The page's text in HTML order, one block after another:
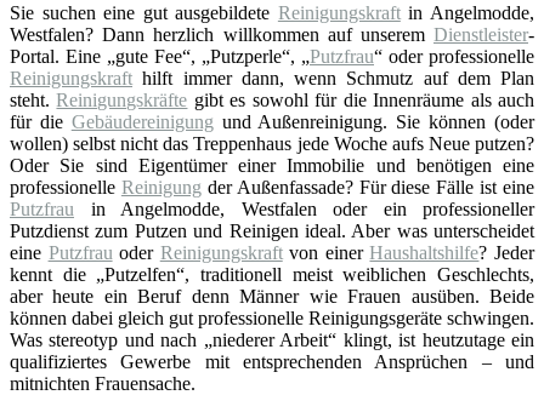
Sie suchen eine gut ausgebildete Reinigungskraftin Angelmodde,
Westfalen? Dann herzlich willkommen auf unserem Dienstleister-
Portal. Eine „gute Fee“, „Putzperle“, „Putzfrau“ oder professionelle
Reinigungskraft hilft immer dann, wenn Schmutz auf dem Plan
steht.Reinigungskräfte gibt es sowohl für die Innenräume als auch
für die Gebäudereinigung und Außenreinigung. Sie können (oder
wollen) selbst nicht das Treppenhaus jede Woche aufs Neue putzen?
Oder Sie sind Eigentümer einer Immobilie und benötigen eine
professionelle Reinigung der Außenfassade? Für diese Fälle ist eine
Putzfrau in Angelmodde, Westfalen oder ein professioneller
Putzdienst zum Putzen und Reinigen ideal. Aber was unterscheidet
eine Putzfrau oder Reinigungskraftvon einerHaushaltshilfe? Jeder
kennt die „Putzelfen“, traditionell meist weiblichen Geschlechts,
aber heute ein Beruf denn Männer wie Frauen ausüben. Beide
können dabei gleich gut professionelle Reinigungsgeräte schwingen.
Was stereotyp und nach „niederer Arbeit“ klingt, ist heutzutage ein
qualifiziertes Gewerbe mit entsprechenden Ansprüchen – und
mitnichten Frauensache.